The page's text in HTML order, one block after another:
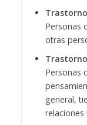
Personas
otras
Personas
general,
relaciones